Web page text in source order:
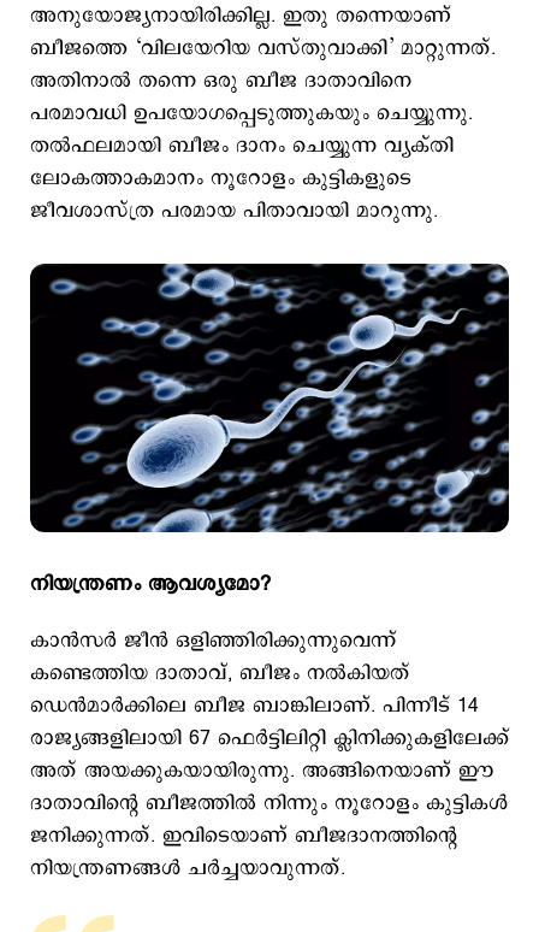
അനുയോജ്യനായിരിക്കില്ല. ഇതു തന്നെയാണ്
ബീജത്തെ ‘വിലയേറിയ വസ്തുവാക്കി’ മാറ്റുന്നത്.
അതിനാൽ തന്നെ ഒരു ബീജ ദാതാവിനെ
പരമാവധി ഉപയോഗപ്പെടുത്തുകയും ചെയ്യുന്നു.
തൽഫലമായി ബീജം ദാനം ചെയ്യുന്ന വ്യക്തി
ലോകത്താകമാനം നൂറോളം കുട്ടികളുടെ
ജീവശാസ്ത്ര പരമായ പിതാവായി മാറുന്നു.
നിയന്ത്രണം ആവശ്യമോ?
കാന്‍സര്‍ ജീന്‍ ഒളിഞ്ഞിരിക്കുന്നുവെന്ന്
കണ്ടെത്തിയ ദാതാവ്, ബീജം നല്‍കിയത്
ഡെൻമാർക്കിലെ ബീജ ബാങ്കിലാണ്. പിന്നീട് 14
രാജ്യങ്ങളിലായി 67 ഫെർട്ടിലിറ്റി ക്ലിനിക്കുകളിലേക്ക്
അത് അയക്കുകയായിരുന്നു. അങ്ങിനെയാണ് ഈ
ദാതാവിന്റെ ബീജത്തിൽ നിന്നും നൂറോളം കുട്ടികൾ
ജനിക്കുന്നത്. ഇവിടെയാണ് ബീജദാനത്തിന്റെ
നിയന്ത്രണങ്ങൾ ചർച്ചയാവുന്നത്.